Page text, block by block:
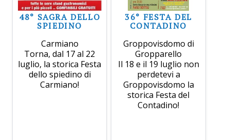
48° SAGRA DELLO
SPIEDINO
Carmiano
Torna, dal 17 al 22
luglio, la storica Festa
dello spiedino di
Carmiano!
36° FESTA DEL
CONTADINO
Groppovisdomo di
Gropparello
Il 18 e il 19 luglio non
perdetevi a
Groppovisdomo la
storica Festa del
Contadino!